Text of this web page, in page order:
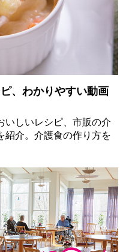
、わかりやすい動画
いしいレシピ、市販の介
紹介。介護食の作り方を